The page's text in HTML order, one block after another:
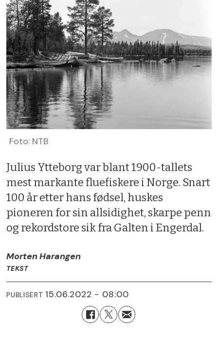
Foto: NTB
Julius Ytteborg var blant 1900-tallets
mest markante fluefiskere i Norge. Snart
100 år etter hans fødsel, huskes
pioneren for sin allsidighet, skarpe penn
og rekordstore sik fra Galten i Engerdal.
Morten Harangen
TEKST
PUBLISERT 15.06.2022 - 08:00